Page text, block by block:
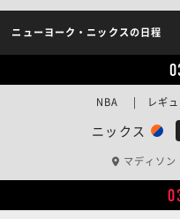
ニューヨーク・ニックスの日程
ニックス
NBA | レギュ
マディソ